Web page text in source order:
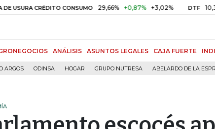
CRÉDITO CONSUMO 29,66% +0,87% +3,02% DTF 10,34%
ANÁLISIS ASUNTOS LEGALES CAJA FUERTE
ARGOS ODINSA HOGAR GRUPO NUTRESA ABELARDO DE LA